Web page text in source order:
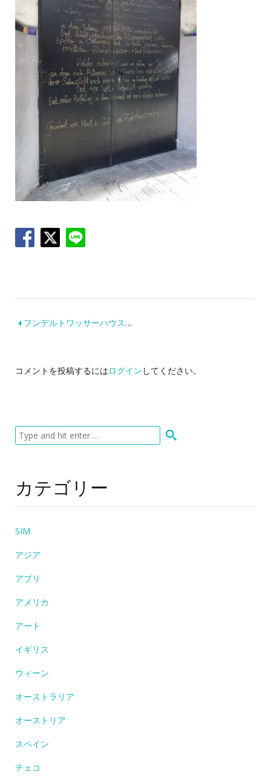
フンデルトワッサーハウスにいく！
コメントを投稿するにはログイン してください。
カテゴリー
SIM
アジア
アプリ
アメリカ
アート
イギリス
ウィーン
オーストラリア
オーストリア
スペイン
チェコ